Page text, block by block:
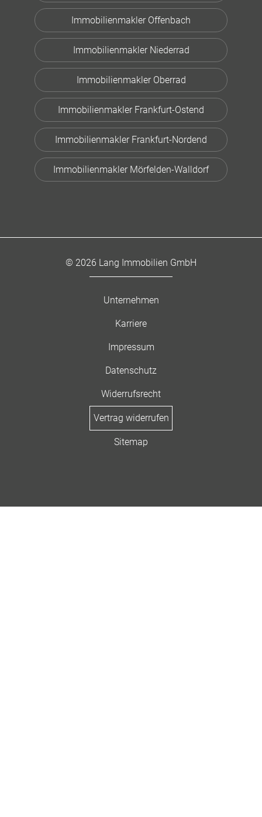
Immobilienmakler Offenbach
Immobilienmakler Niederrad
Immobilienmakler Oberrad
Immobilienmakler Frankfurt-Ostend
Immobilienmakler Frankfurt-Nordend
Immobilienmakler Mörfelden-Walldorf
© 2026 Lang Immobilien GmbH
Unternehmen
Karriere
Impressum
Datenschutz
Widerrufsrecht
Vertrag widerrufen
Sitemap